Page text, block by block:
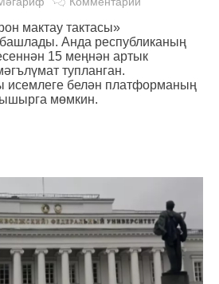
мактау тактасы»
Анда республиканың
15 меңнән артык
тупланган.
исемлеге белән платформаның
мөмкин.